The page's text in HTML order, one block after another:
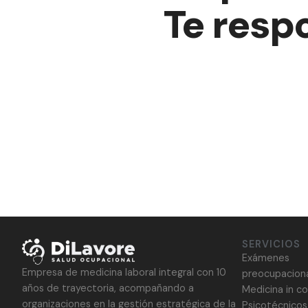
Te
Empresa de medicina laboral integral con 10
años de trayectoria, acompañando a
organizaciones en la gestión estratégica de la
SERVICIOS
Exámenes
Medicina in